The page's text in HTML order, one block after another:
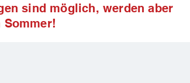
sind möglich, werden aber